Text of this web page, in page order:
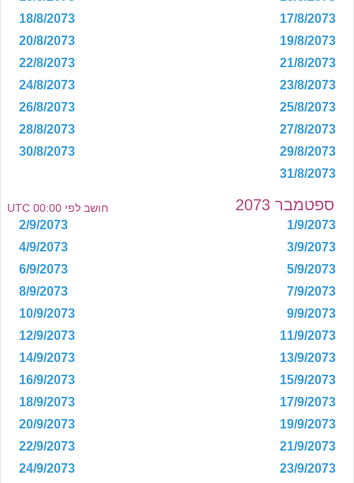
17/8/2073
18/8/2073
19/8/2073
20/8/2073
21/8/2073
22/8/2073
23/8/2073
24/8/2073
25/8/2073
26/8/2073
27/8/2073
28/8/2073
29/8/2073
30/8/2073
31/8/2073
ספטמבר 2073 חושב לפי 00:00 UTC
1/9/2073
2/9/2073
3/9/2073
4/9/2073
5/9/2073
6/9/2073
7/9/2073
8/9/2073
9/9/2073
10/9/2073
11/9/2073
12/9/2073
13/9/2073
14/9/2073
15/9/2073
16/9/2073
17/9/2073
18/9/2073
19/9/2073
20/9/2073
21/9/2073
22/9/2073
23/9/2073
24/9/2073